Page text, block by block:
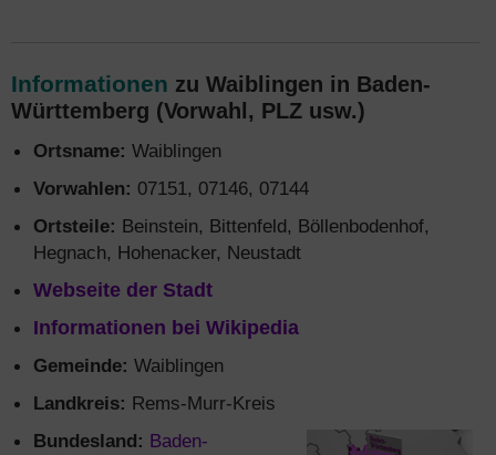
Informationen zu Waiblingen in Baden-
Württemberg (Vorwahl, PLZ usw.)
Ortsname: Waiblingen
Vorwahlen: 07151, 07146, 07144
Ortsteile: Beinstein, Bittenfeld, Böllenbodenhof,
Hegnach, Hohenacker, Neustadt
Webseite der Stadt
Informationen bei Wikipedia
Gemeinde: Waiblingen
Landkreis: Rems-Murr-Kreis
Bundesland: Baden-